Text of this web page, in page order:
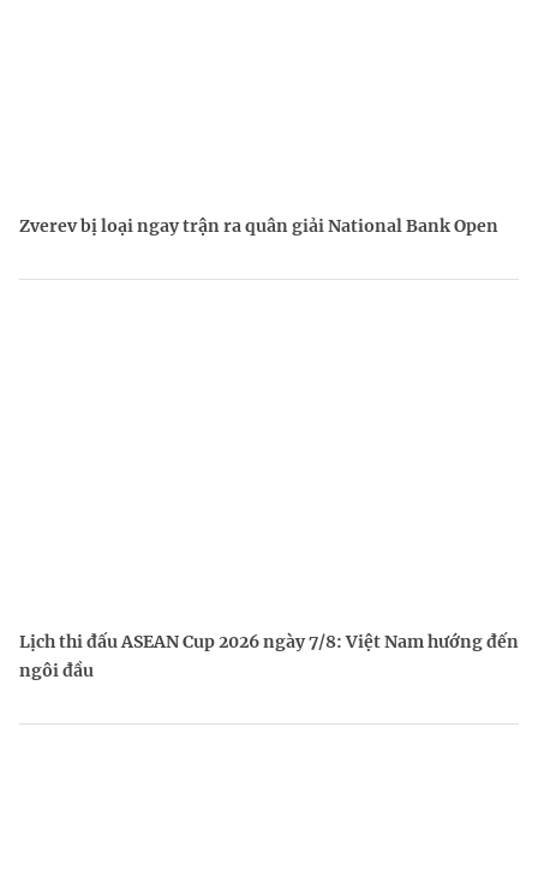
Zverev bị loại ngay trận ra quân giải National Bank Open
Lịch thi đấu ASEAN Cup 2026 ngày 7/8: Việt Nam hướng đến
ngôi đầu